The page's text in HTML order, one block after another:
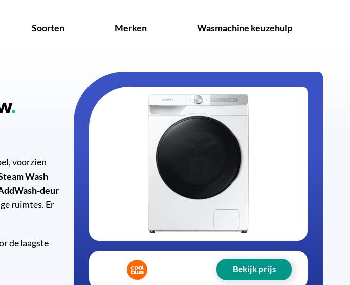
Soorten Merken Wasmachine keuzehulp
voorzien
Wash
deur
ruimtes. Er
de laagste
Bekijk prijs